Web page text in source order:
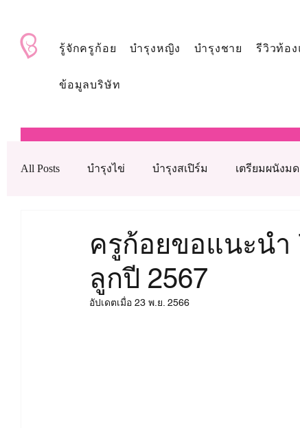
รู้จักครูก้อย บำรุงหญิง บำรุงชาย รีวิวท้อง
ข้อมูลบริษัท
All Posts บำรุงไข่ บำรุงสเปิร์ม เตรียมผนังม
เทคโนโลยีช่วยเจริญพันธุ์ทางการแพทย์
ครูก้อยขอแนะนำ
ลูกปี 2567
อัปเดตเมื่อ 23 พ.ย. 2566